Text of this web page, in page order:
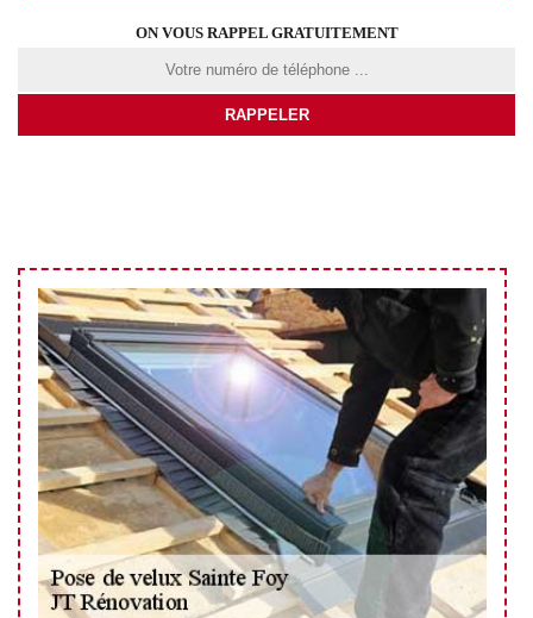
ON VOUS RAPPEL GRATUITEMENT